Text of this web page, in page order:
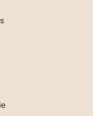
peut entraîner
de prévenir
au